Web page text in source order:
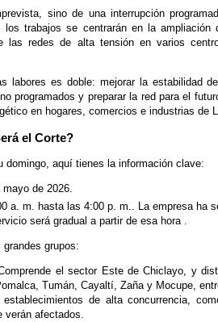
sino de una interrupción
los trabajos se centrarán en la ampliación
las redes de alta tensión en varios
labores es doble: mejorar la estabilidad
programados y preparar la red para el
en hogares, comercios e industrias de
el Corte?
domingo, aquí tienes la información clave:
mayo de 2026.
a. m. hasta las 4:00 p. m.. La empresa ha
será gradual a partir de esa hora .
grandes grupos:
el sector Este de Chiclayo, y
Tumán, Cayaltí, Zaña y Mocupe,
de alta concurrencia,
verán afectados.